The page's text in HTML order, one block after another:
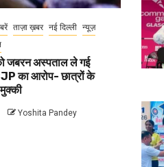
ताज़ा ख़बर नई दिल्ली न्यूज़
जबरन अस्पताल ले गई
का आरोप- छात्रों के
Yoshita Pandey